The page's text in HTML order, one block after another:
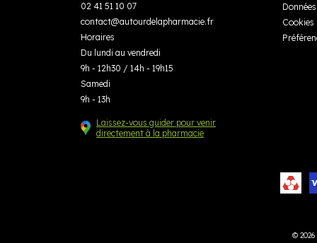
02 41 51 10 07
contact@autourdelapharmacie.fr
Horaires
Du lundi au vendredi
9h - 12h30 / 14h - 19h15
Samedi
9h - 13h
Laissez-vous guider pour venir
directement à la pharmacie
Cookies
©